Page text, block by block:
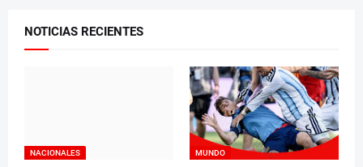
NOTICIAS RECIENTES
NACIONALES MUNDO